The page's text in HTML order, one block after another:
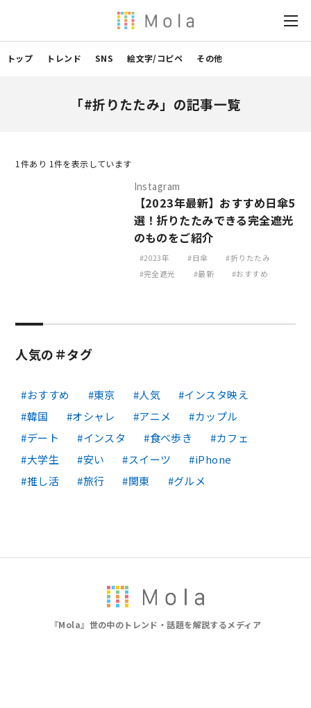
トップ トレンド SNS 絵文字/コピペ その他
「#折りたたみ」の記事一覧
1 件あり 1件を表示しています
Instagram
【2023年最新】おすすめ日傘5
選！折りたたみできる完全遮光
のものをご紹介
2023年 日傘
折りたたみ
完全遮光
最新 おすすめ
人気の＃タグ
おすすめ 東京 人気
インスタ映え
韓国
オシャレ アニメ
カップル
デート
インスタ 食べ歩き
カフェ
大学生
安い スイーツ
iPhone
推し活
旅行 関東 グルメ
『Mola』世の中のトレンド・話題を解説するメディア